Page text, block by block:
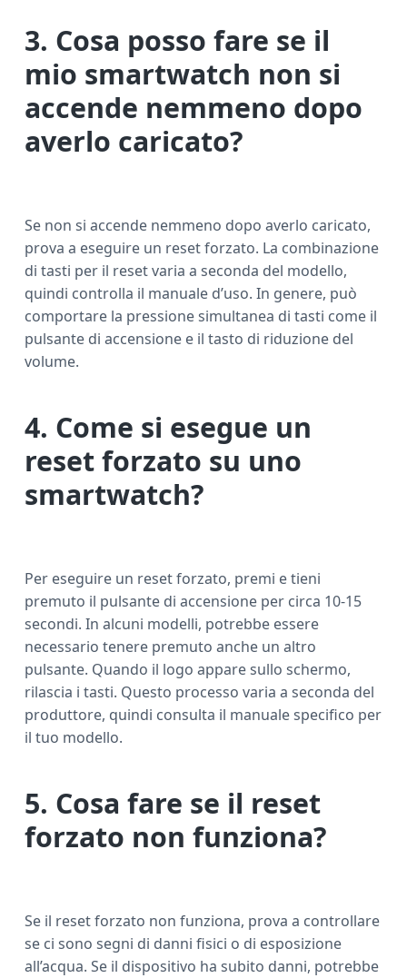
3. Cosa posso fare se il
mio smartwatch non si
accende nemmeno dopo
averlo caricato?
Se non si accende nemmeno dopo averlo caricato,
prova a eseguire un reset forzato. La combinazione
di tasti per il reset varia a seconda del modello,
quindi controlla il manuale d’uso. In genere, può
comportare la pressione simultanea di tasti come il
pulsante di accensione e il tasto di riduzione del
volume.
4. Come si esegue un
reset forzato su uno
smartwatch?
Per eseguire un reset forzato, premi e tieni
premuto il pulsante di accensione per circa 10-15
secondi. In alcuni modelli, potrebbe essere
necessario tenere premuto anche un altro
pulsante. Quando il logo appare sullo schermo,
rilascia i tasti. Questo processo varia a seconda del
produttore, quindi consulta il manuale specifico per
il tuo modello.
5. Cosa fare se il reset
forzato non funziona?
Se il reset forzato non funziona, prova a controllare
se ci sono segni di danni fisici o di esposizione
all’acqua. Se il dispositivo ha subito danni, potrebbe